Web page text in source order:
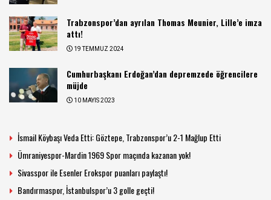
Trabzonspor’dan ayrılan Thomas Meunier, Lille’e imza
attı!
19 TEMMUZ 2024
Cumhurbaşkanı Erdoğan’dan depremzede öğrencilere
müjde
10 MAYIS 2023
İsmail Köybaşı Veda Etti: Göztepe, Trabzonspor’u 2-1 Mağlup Etti
Ümraniyespor-Mardin 1969 Spor maçında kazanan yok!
Sivasspor ile Esenler Erokspor puanları paylaştı!
Bandırmaspor, İstanbulspor’u 3 golle geçti!